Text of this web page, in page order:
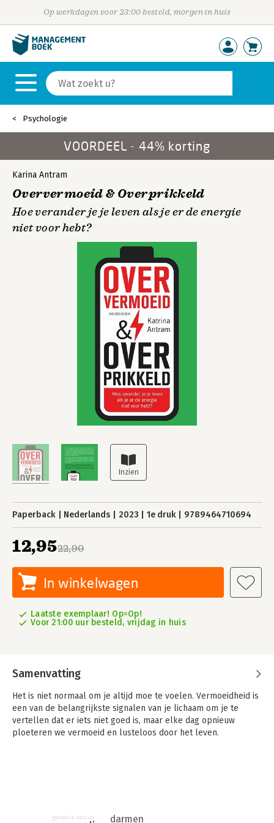
Op werkdagen voor 23:00 besteld, morgen in huis
Psychologie
VOORDEEL - 44% korting
Karina Antram
Oververmoeid & Overprikkeld
Hoe verander je je leven als je er de energie
niet voor hebt?
Paperback Nederlands 2023 1e druk 9789464710694
22,90
12,95
In winkelwagen
Laatste exemplaar! Op=Op!
Voor 21:00 uur besteld, vrijdag in huis
Samenvatting
Het is niet normaal om je altijd moe te voelen. Vermoeidheid is
een van de belangrijkste signalen van je lichaam om je te
vertellen dat er iets niet goed is, maar elke dag opnieuw
ploeteren we vermoeid en lusteloos door het leven.
darmen
geestelijk welzijn